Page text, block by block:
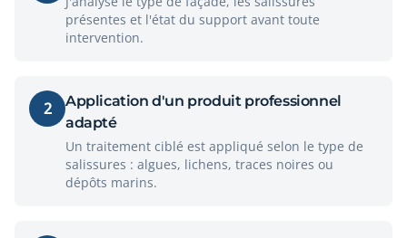
présentes et l'état du support avant toute
intervention.
2
Application d'un produit professionnel
adapté
Un traitement ciblé est appliqué selon le type de
salissures : algues, lichens, traces noires ou
dépôts marins.